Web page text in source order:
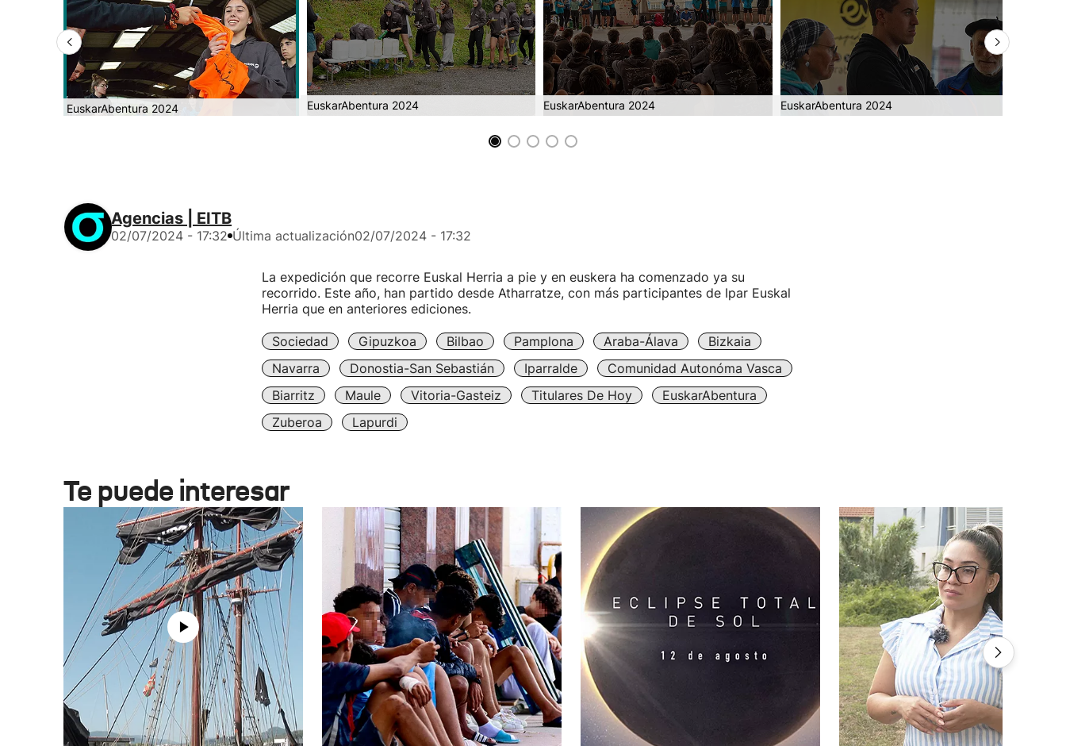
EuskarAbentura 2024 EuskarAbentura 2024 EuskarAbentura 2024 EuskarAbentura 2024
Agencias | EITB
02/07/2024 - 17:32 Última actualización02/07/2024 - 17:32
La expedición que recorre Euskal Herria a pie y en euskera ha comenzado ya su
recorrido. Este año, han partido desde Atharratze, con más participantes de Ipar Euskal
Herria que en anteriores ediciones.
Sociedad Gipuzkoa Bilbao Pamplona Araba-Álava
Bizkaia
Navarra
Donostia-San Sebastián Iparralde
Comunidad Autonóma Vasca
Biarritz
Maule Vitoria-Gasteiz Titulares De Hoy
EuskarAbentura
Zuberoa
Lapurdi
Te puede interesar